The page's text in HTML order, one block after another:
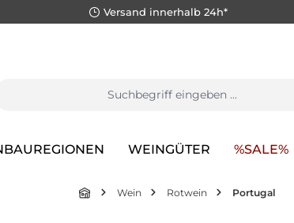
Versand innerhalb 24h*
WEINGÜTER %SALE%
Wein Rotwein Portugal